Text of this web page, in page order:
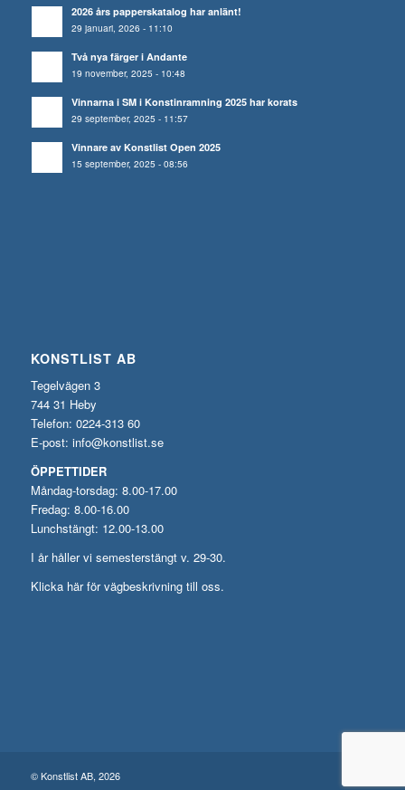
2026 års papperskatalog har anlänt!
29 januari, 2026 - 11:10
Två nya färger i Andante
19 november, 2025 - 10:48
Vinnarna i SM i Konstinramning 2025 har korats
29 september, 2025 - 11:57
Vinnare av Konstlist Open 2025
15 september, 2025 - 08:56
KONSTLIST AB
Tegelvägen 3
744 31 Heby
Telefon: 0224-313 60
E-post: info@konstlist.se
ÖPPETTIDER
Måndag-torsdag: 8.00-17.00
Fredag: 8.00-16.00
Lunchstängt: 12.00-13.00
I år håller vi semesterstängt v. 29-30.
Klicka här för vägbeskrivning till oss.
© Konstlist AB, 2026